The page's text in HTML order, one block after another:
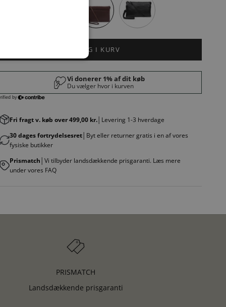
LÆG I KURV
Fri fragt v. køb over 499,00 kr. │Levering 1-3 hverdage
30 dages fortrydelsesret │Byt eller returner gratis i en af vores
fysiske butikker
Prismatch │Vi tilbyder landsdækkende prisgaranti. Læs mere
under vores FAQ
PRISMATCH
Landsdækkende prisgaranti